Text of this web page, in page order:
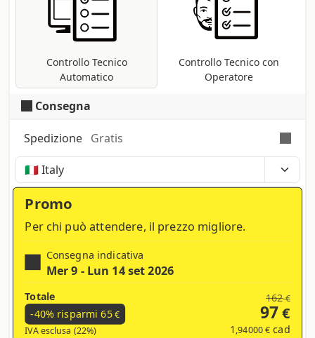
Controllo Tecnico
Automatico
Controllo Tecnico con
Operatore
font; conversione nel profilo di stampa
CMYK se presenti metodi differenti (RGB,
Pantoni, etc ...).
Consegna
Spedizione Gratis
Tempi, costi e tasse possono variare a seconda
della regione e dei prodotti nel carrello
Promo
Per chi può attendere, il prezzo migliore.
Consegna indicativa
Mer 9 - Lun 14 set 2026
Totale
-40% risparmi65€
IVA esclusa (22%)
162€
97€
1 ,94000 € cad